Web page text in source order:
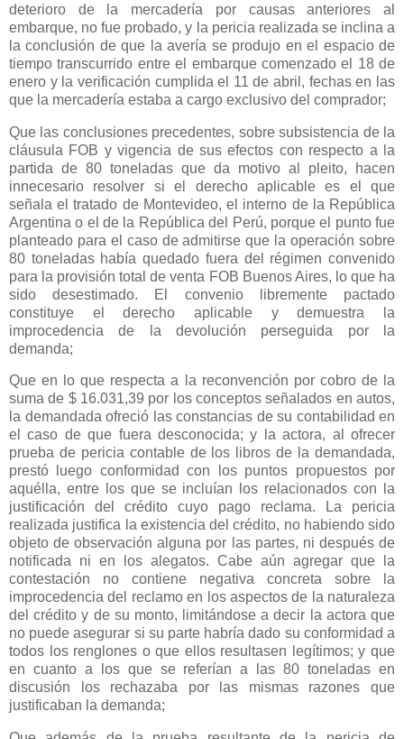
deterioro de la mercadería por causas anteriores al
embarque, no fue probado, y la pericia realizada se inclina a
la conclusión de que la avería se produjo en el espacio de
tiempo transcurrido entre el embarque comenzado el 18 de
enero y la verificación cumplida el 11 de abril, fechas en las
que la mercadería estaba a cargo exclusivo del comprador;
Que las conclusiones precedentes, sobre subsistencia de la
cláusula FOB y vigencia de sus efectos con respecto a la
partida de 80 toneladas que da motivo al pleito, hacen
innecesario resolver si el derecho aplicable es el que
señala el tratado de Montevideo, el interno de la República
Argentina o el de la República del Perú, porque el punto fue
planteado para el caso de admitirse que la operación sobre
80 toneladas había quedado fuera del régimen convenido
para la provisión total de venta FOB Buenos Aires, lo que ha
sido desestimado. El convenio libremente pactado
constituye el derecho aplicable y demuestra la
improcedencia de la devolución perseguida por la
demanda;
Que en lo que respecta a la reconvención por cobro de la
suma de $ 16.031,39 por los conceptos señalados en autos,
la demandada ofreció las constancias de su contabilidad en
el caso de que fuera desconocida; y la actora, al ofrecer
prueba de pericia contable de los libros de la demandada,
prestó luego conformidad con los puntos propuestos por
aquélla, entre los que se incluían los relacionados con la
justificación del crédito cuyo pago reclama. La pericia
realizada justifica la existencia del crédito, no habiendo sido
objeto de observación alguna por las partes, ni después de
notificada ni en los alegatos. Cabe aún agregar que la
contestación no contiene negativa concreta sobre la
improcedencia del reclamo en los aspectos de la naturaleza
del crédito y de su monto, limitándose a decir la actora que
no puede asegurar si su parte habría dado su conformidad a
todos los renglones o que ellos resultasen legítimos; y que
en cuanto a los que se referían a las 80 toneladas en
discusión los rechazaba por las mismas razones que
justificaban la demanda;